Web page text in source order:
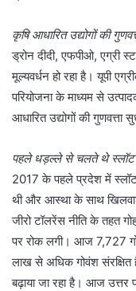
कृषि आधारित उद्योगों की
ड्रोन दीदी, एफपीओ, एग्री
मूल्यवर्धन हो रहा है। यूपी
परियोजना के माध्यम से
आधारित उद्योगों की गुणवत्ता
पहले धड़ल्ले से चलते थे
2017 के पहले प्रदेश में
थी और आस्था के साथ
जीरो टॉलरेंस नीति के तहत
पर रोक लगी। आज 7,727
लाख से अधिक गोवंश
बढ़ाया जा रहा है। आज